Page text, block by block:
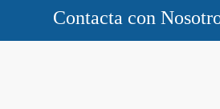
Contacta con